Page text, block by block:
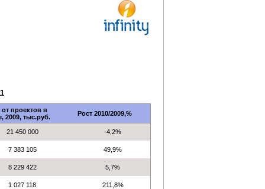
проектов в
2009, тыс.руб.
Рост 2010/2009,%
21 450 000 -4,2%
7 383 105 49,9%
8 229 422 5,7%
1 027 118 211,8%